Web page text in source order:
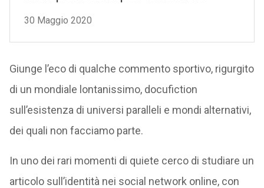
Giunge l’eco di qualche commento sportivo, rigurgito
di un mondiale lontanissimo, docufiction
sull’esistenza di universi paralleli e mondi alternativi,
dei quali non facciamo parte.
In uno dei rari momenti di quiete cerco di studiare un
articolo sull’identità nei social network online, con